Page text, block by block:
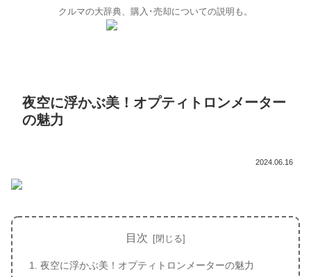
クルマの大辞典、購入･売却についての説明も。
夜空に浮かぶ美！オプティトロンメーター
の魅力
2024.06.16
目次
夜空に浮かぶ美！オプティトロンメーターの魅力